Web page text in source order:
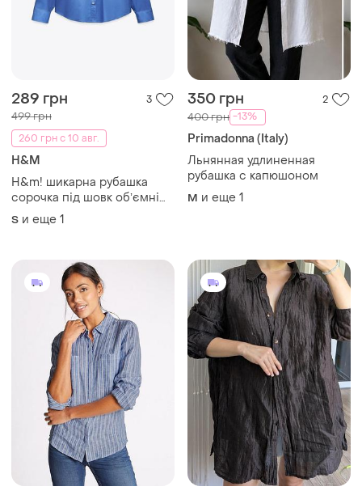
289 грн 3
499 грн
260 грн с 10 авг.
H&M
H&m! шикарна рубашка
сорочка під шовк обʼємні
кармани атласна
подовжена під сатин
S и еще 1
350 грн 2
400 грн -13%
Primadonna (Italy)
Льнянная удлиненная
рубашка с капюшоном
M и еще 1